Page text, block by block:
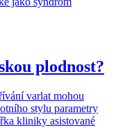
plodnost?
varlat mohou
stylu parametry
kliniky asistované